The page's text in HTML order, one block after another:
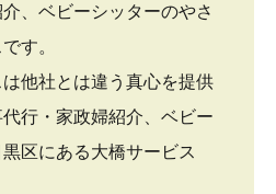
、ベビーシッターのやさ
す。
他社とは違う真心を提供
行・家政婦紹介、ベビー
区にある大橋サービス